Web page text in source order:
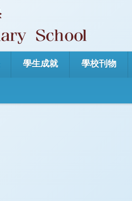
學生成就 學校刊物